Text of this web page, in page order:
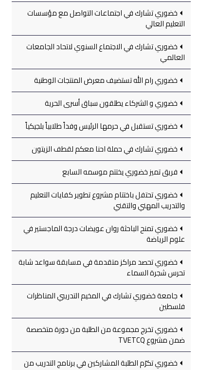
خضوري تشارك في اجتماعات التواصل مع مؤسسات
التعليم العالي
خضوري تشارك في الاجتماع السنوي لاتحاد الجامعات
العالمي
خضوري رام الله تستضيف معرض المنتجات الوطنية
خضوري و الشركاء يطلقون سباق أسرى الحرية
خضوري تستقبل في حرمها الرئيس وفداً طلابياً بلجيكياً
خضوري تشارك في حملة احنا معكم لقطف الزيتون
فريق تميز خضوري يختتم موسمه السابع
خضوري تحتفل باختتام مشروع تطوير كفايات التعليم
والتدريب المهني والتقني
خضوري تمنح الباحثة روان عويضات درجة الماجستير في
علوم الرياضة
خضوري تحصد مراكز متقدمة في مسابقة سواعد شابة
تحرس شجرة السماء
جامعة خضوري تشارك في المخيم التدريبي المناظرات
فلسطين
خضوري تخرج مجموعة من الطلبة من دورة متخصصة
ضمن مشروع TVETCQ
خضوري تكرّم الطلبة المشاركين في برنامج التدريب من